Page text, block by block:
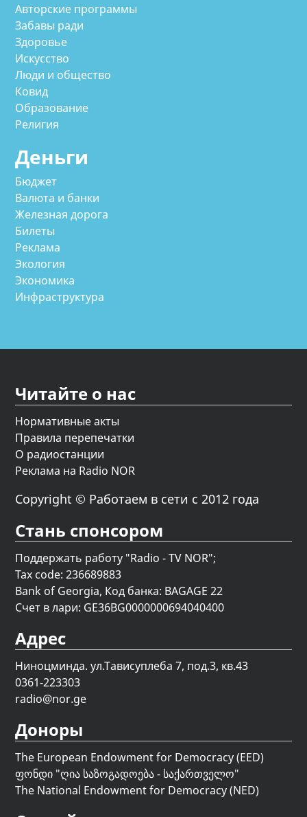
Авторские программы
Забавы ради
Здоровье
Искусство
Люди и общество
Ковид
Образование
Религия
Деньги
Бюджет
Валюта и банки
Железная дорога
Билеты
Реклама
Экология
Экономика
Инфраструктура
Читайте о нас
Нормативные акты
Правила перепечатки
О радиостанции
Реклама на Radio NOR
Copyright © Работаем в сети с 2012 года
Стань спонсором
Поддержать работу "Radio - TV NOR";
Tax code: 236689883
Bank of Georgia, Код банка: BAGAGE 22
Счет в лари: GE36BG0000000694040400
Адрес
Ниноцминда. ул.Тависуплеба 7, под.3, кв.43
0361-223303
radio@nor.ge
Доноры
The European Endowment for Democracy (EED)
ფონდი "ღია საზოგადოება - საქართველო"
The National Endowment for Democracy (NED)